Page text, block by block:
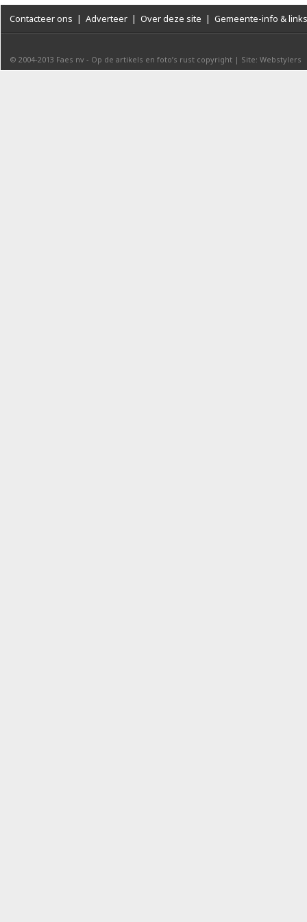
Contacteer ons | Adverteer | Over deze site | Gemeente-info & links
© 2004-2013 Faes nv - Op de artikels en foto’s rust copyright | Site: Webstylers